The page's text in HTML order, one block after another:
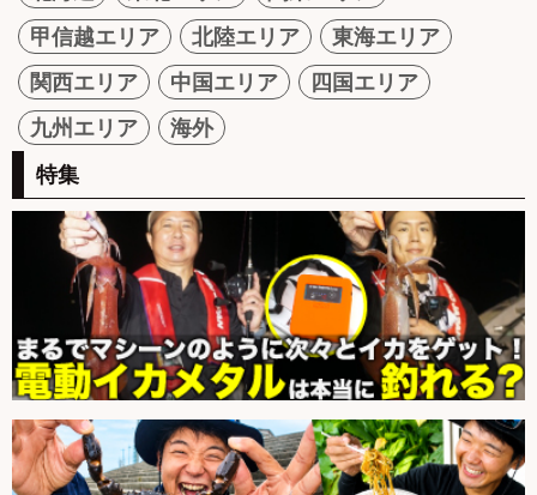
甲信越エリア
北陸エリア
東海エリア
関西エリア
中国エリア
四国エリア
九州エリア
海外
特集